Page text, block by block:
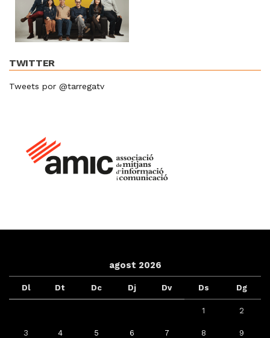
TWITTER
Tweets por @tarregatv
agost 2026
Dl Dt Dc Dj Dv Ds Dg
1 2
3 4 5 6 7 8 9